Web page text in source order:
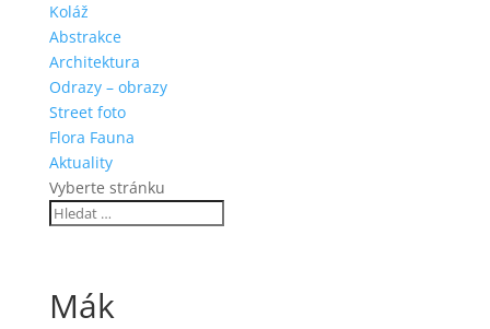
Koláž
Abstrakce
Architektura
Odrazy – obrazy
Street foto
Flora Fauna
Aktuality
Vyberte stránku
Mák